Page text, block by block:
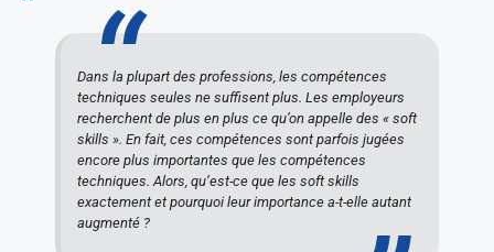
Dans la plupart des professions, les compétences
techniques seules ne suffisent plus. Les employeurs
recherchent de plus en plus ce qu’on appelle des « soft
skills ». En fait, ces compétences sont parfois jugées
encore plus importantes que les compétences
techniques. Alors, qu’est-ce que les soft skills
exactement et pourquoi leur importance a-t-elle autant
augmenté ?